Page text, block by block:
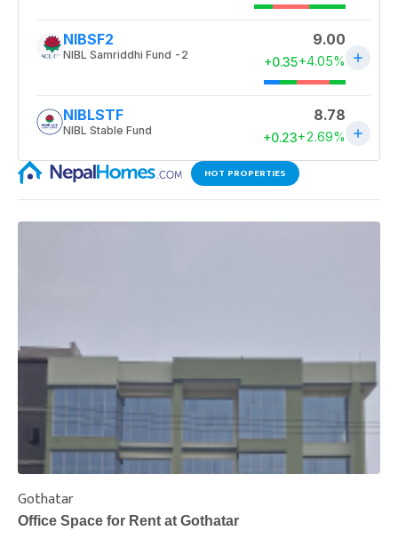
HOT PROPERTIES
Gothatar
Office Space for Rent at Gothatar